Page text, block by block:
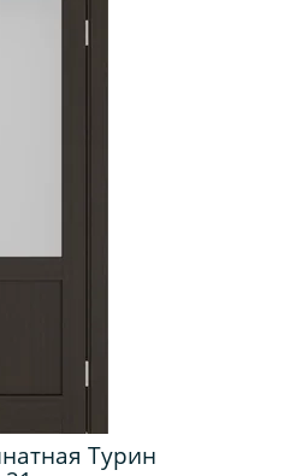
Турин